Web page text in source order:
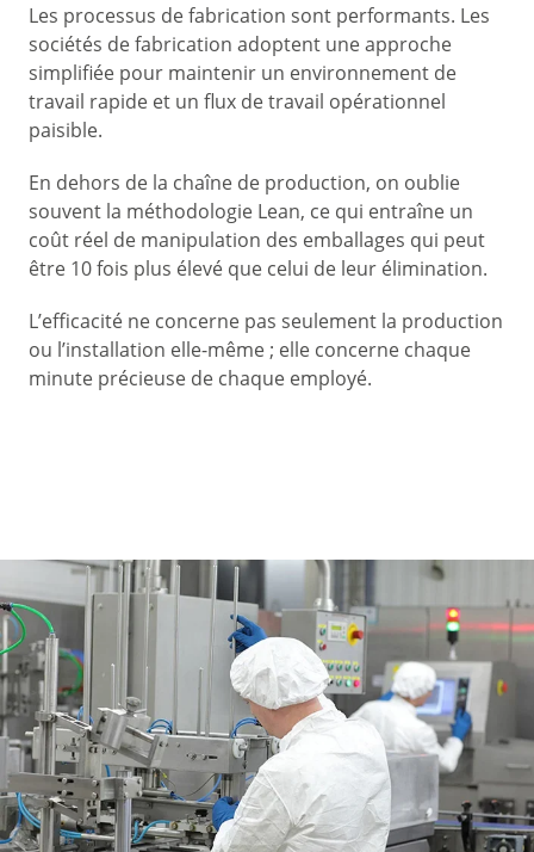
Les processus de fabrication sont performants. Les
sociétés de fabrication adoptent une approche
simplifiée pour maintenir un environnement de
travail rapide et un flux de travail opérationnel
paisible.
En dehors de la chaîne de production, on oublie
souvent la méthodologie Lean, ce qui entraîne un
coût réel de manipulation des emballages qui peut
être 10 fois plus élevé que celui de leur élimination.
L’efficacité ne concerne pas seulement la production
ou l’installation elle-même ; elle concerne chaque
minute précieuse de chaque employé.